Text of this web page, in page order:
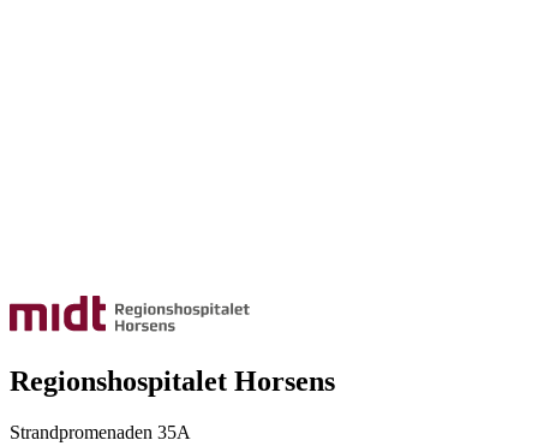
Regionshospitalet Horsens
Strandpromenaden 35A